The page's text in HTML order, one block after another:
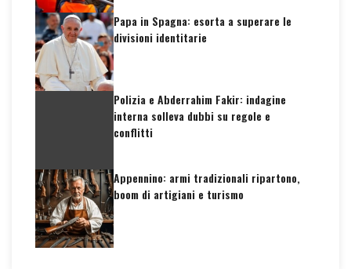
Papa in Spagna: esorta a superare le
divisioni identitarie
Polizia e Abderrahim Fakir: indagine
interna solleva dubbi su regole e
conflitti
Appennino: armi tradizionali ripartono,
boom di artigiani e turismo